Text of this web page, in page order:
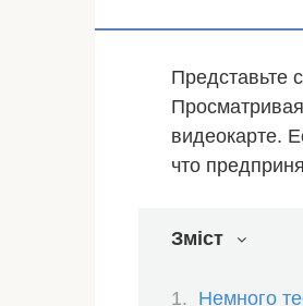
Представьте
видеокарте.
что
Зміст
Немного